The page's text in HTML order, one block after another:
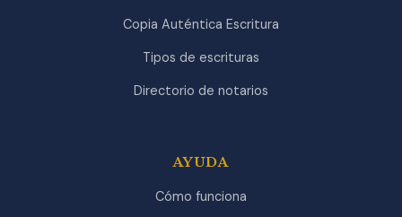
Copia Auténtica Escritura
Tipos de escrituras
Directorio de notarios
AYUDA
Cómo funciona